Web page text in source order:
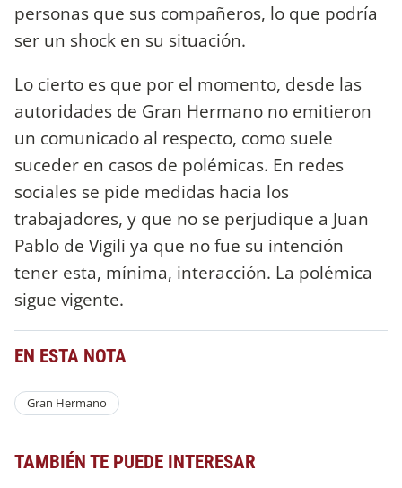
personas que sus compañeros, lo que podría
ser un shock en su situación.
Lo cierto es que por el momento, desde las
autoridades de Gran Hermano no emitieron
un comunicado al respecto, como suele
suceder en casos de polémicas. En redes
sociales se pide medidas hacia los
trabajadores, y que no se perjudique a Juan
Pablo de Vigili ya que no fue su intención
tener esta, mínima, interacción. La polémica
sigue vigente.
EN ESTA NOTA
Gran Hermano
TAMBIÉN TE PUEDE INTERESAR